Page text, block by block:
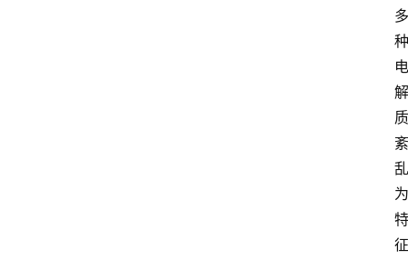
多
种
电
解
质
紊
乱
为
特
征